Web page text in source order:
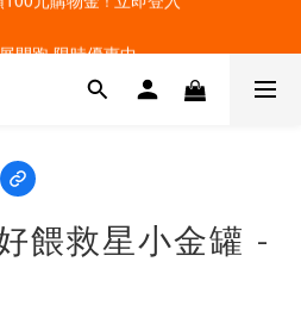
100元購物金 ! 立即登入
餵救星小金罐 -